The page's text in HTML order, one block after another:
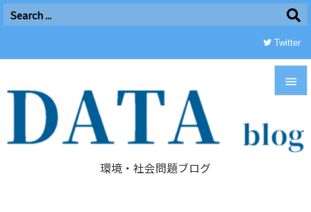
環境・社会問題ブログ

メニュ

Twitter